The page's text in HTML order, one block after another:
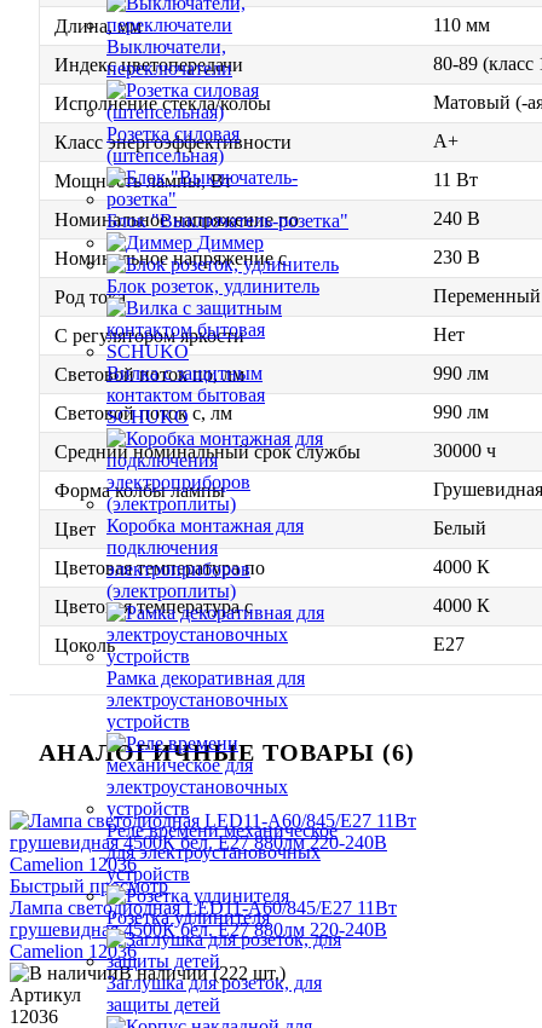
Выключатели,
переключатели
Розетка силовая
(штепсельная)
Блок "Выключатель-розетка"
Диммер
Блок розеток, удлинитель
Вилка с защитным
контактом бытовая
SCHUKO
Коробка монтажная для
подключения
электроприборов
(электроплиты)
Рамка декоративная для
электроустановочных
устройств
Реле времени механическое
для электроустановочных
устройств
Розетка удлинителя
Заглушка для розеток, для
защиты детей
Длина, мм
110 мм
Индекс цветопередачи
80-89 (класс
Исполнение стекла/колбы
Матовый (-
Класс энергоэффективности
A+
Мощность лампы, Вт
11 Вт
Номинальное напряжение по
240 В
Номинальное напряжение с
230 В
Род тока
С регулятором яркости
Нет
Световой поток по, лм
990 лм
Световой поток с, лм
990 лм
Средний номинальный срок службы
30000 ч
Форма колбы лампы
Грушевидная
Цвет
Белый
Цветовая температура по
4000 К
Цветовая температура с
4000 К
Цоколь
E27
АНАЛОГИЧНЫЕ ТОВАРЫ (6)
Быстрый просмотр
Лампа светодиодная LED11-A60/845/E27 11Вт
грушевидная 4500К бел. E27 880лм 220-240В
Camelion 12036
В наличии (222 шт.)
Артикул
12036